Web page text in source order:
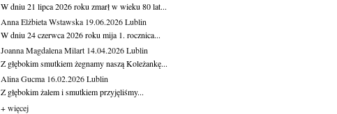
W dniu 21 lipca 2026 roku zmarł w wieku 80 lat...
Anna Elżbieta Wstawska 19.06.2026Lublin
W dniu 24 czerwca 2026 roku mija 1. rocznica...
Joanna Magdalena Milart 14.04.2026Lublin
Z głębokim smutkiem żegnamy naszą Koleżankę...
Alina Gucma 16.02.2026Lublin
Z głębokim żalem i smutkiem przyjęliśmy...
+ więcej